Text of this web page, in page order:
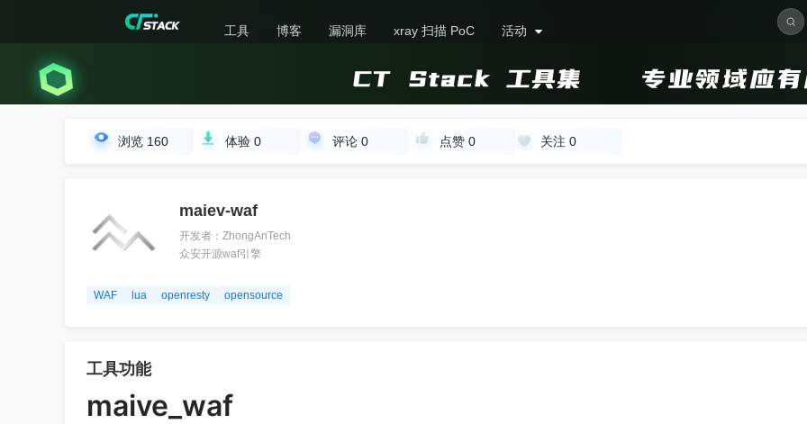
工具 博客 漏洞库 xray 扫描 PoC 活动
浏览 160 体验 0 评论 0 点赞 0 关注 0
maiev-waf
开发者：ZhongAnTech
众安开源waf引擎
WAF lua openresty opensource
工具功能
maive_waf